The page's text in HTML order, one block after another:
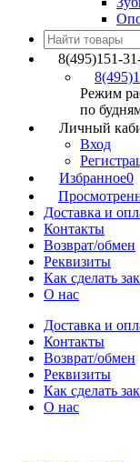
8(495)151-
Режим
по
Личный
Вход
Избранное0
Доставка и
Контакты
Возврат/обмен
Реквизиты
Как сделать
О нас
Доставка и
Контакты
Возврат/обмен
Реквизиты
Как сделать
О нас